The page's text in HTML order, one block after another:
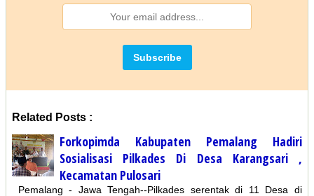
Related Posts :
Forkopimda Kabupaten Pemalang Hadiri
Sosialisasi Pilkades Di Desa Karangsari ,
Kecamatan Pulosari
Pemalang - Jawa Tengah--Pilkades serentak di 11 Desa di